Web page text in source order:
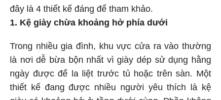
đây là 4 thiết kế đáng để tham khảo.
1. Kệ giày chừa khoảng hở phía dưới
Trong nhiều gia đình, khu vực cửa ra vào thường
là nơi dễ bừa bộn nhất vì giày dép sử dụng hằng
ngày được để la liệt trước tủ hoặc trên sàn. Một
thiết kế đang được nhiều người yêu thích là kệ